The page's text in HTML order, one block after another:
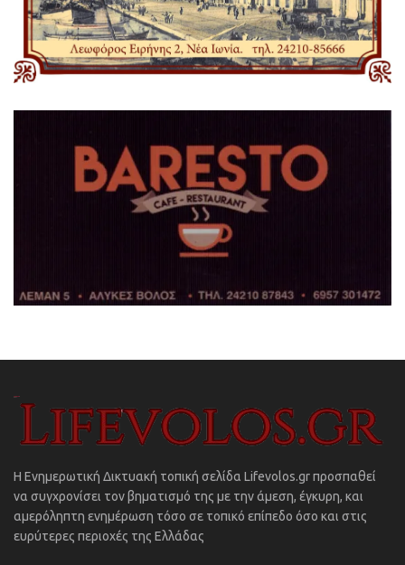
Η Ενημερωτική Δικτυακή τοπική σελίδα Lifevolos.gr προσπαθεί
να συγχρονίσει τον βηματισμό της με την άμεση, έγκυρη, και
αμερόληπτη ενημέρωση τόσο σε τοπικό επίπεδο όσο και στις
ευρύτερες περιοχές της Ελλάδας